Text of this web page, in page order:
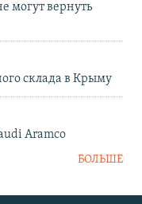
могут вернуть
склада в Крыму
Aramco
БОЛЬШЕ